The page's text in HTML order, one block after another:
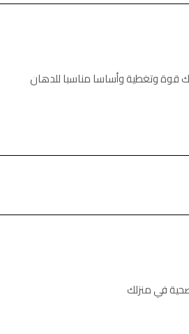
قوة وتغطية وأساسا مناسبا للدهان
في منزلك